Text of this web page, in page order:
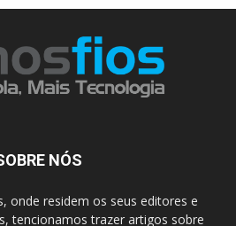
NÓS
onde residem os seus editores e
tencionamos trazer artigos sobre